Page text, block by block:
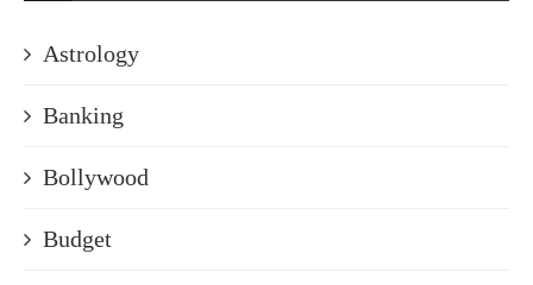
Astrology
Banking
Bollywood
Budget